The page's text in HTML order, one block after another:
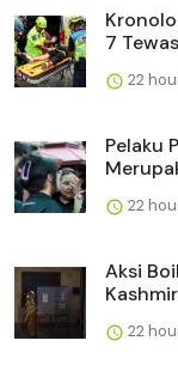
7
22
Pelaku
22
Aksi
22